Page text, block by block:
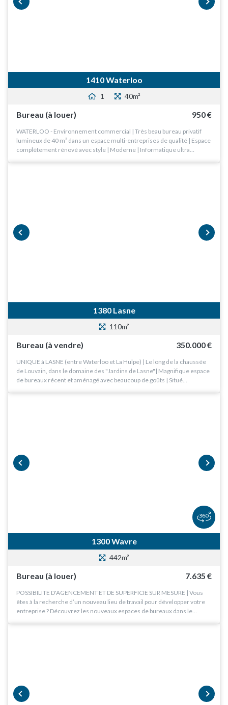
1410 Waterloo
1 40m²
Bureau (à louer) 950 €
WATERLOO - Environnement commercial | Très beau bureau privatif
lumineux de 40 m² dans un espace multi-entreprises de qualité | Espace
complètement rénové avec style | Moderne | Informatique ultra…
1380 Lasne
110m²
Bureau (à vendre) 350.000 €
UNIQUE à LASNE (entre Waterloo et La Hulpe) | Le long de la chaussée
de Louvain, dans le domaine des "Jardins de Lasne"| Magnifique espace
de bureaux récent et aménagé avec beaucoup de goûts | Situé…
1300 Wavre
442m²
Bureau (à louer) 7.635 €
POSSIBILITE D'AGENCEMENT ET DE SUPERFICIE SUR MESURE | Vous
êtes à la recherche d’un nouveau lieu de travail pour développer votre
entreprise ? Découvrez les nouveaux espaces de bureaux dans le…